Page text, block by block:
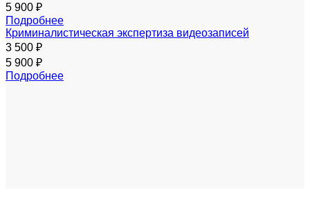
5 900 ₽
Подробнее
Криминалистическая экспертиза видеозаписей
3 500 ₽
5 900 ₽
Подробнее